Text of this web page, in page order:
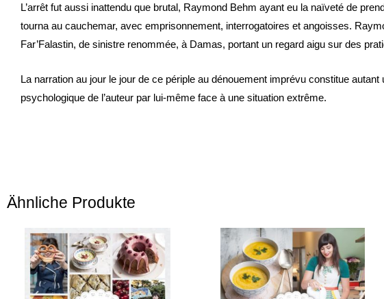
L’arrêt fut aussi inattendu que brutal, Raymond Behm ayant eu la naïveté de
tourna au cauchemar, avec emprisonnement, interrogatoires et angoisses.
Far’Falastin, de sinistre renommée, à Damas, portant un regard aigu sur des
La narration au jour le jour de ce périple au dénouement imprévu constitue
psychologique de l’auteur par lui-même face à une situation extrême.
Ähnliche Produkte